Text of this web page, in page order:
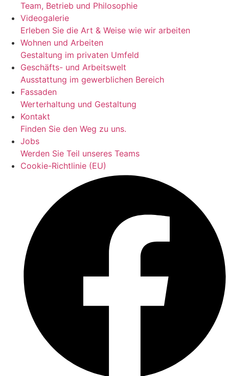
Team, Betrieb und Philosophie
Videogalerie
Erleben Sie die Art & Weise wie wir arbeiten
Wohnen und Arbeiten
Gestaltung im privaten Umfeld
Geschäfts- und Arbeitswelt
Ausstattung im gewerblichen Bereich
Fassaden
Werterhaltung und Gestaltung
Kontakt
Finden Sie den Weg zu uns.
Jobs
Werden Sie Teil unseres Teams
Cookie-Richtlinie (EU)